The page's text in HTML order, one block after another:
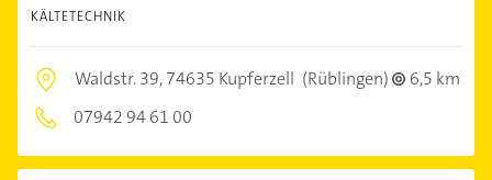
KÄLTETECHNIK
Waldstr. 39,74635 Kupferzell (Rüblingen)
6,5 km
07942 94 61 00